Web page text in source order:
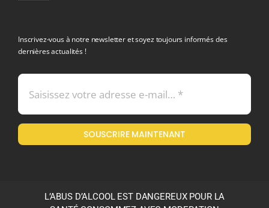
Mentions légales
Politique en matière de remboursements et de retours
Inscrivez-vous à notre newsletter et soyez toujours informés des
dernières actualités !
SOUSCRIRE MAINTENANT
L’ABUS D’ALCOOL EST DANGEREUX POUR LA